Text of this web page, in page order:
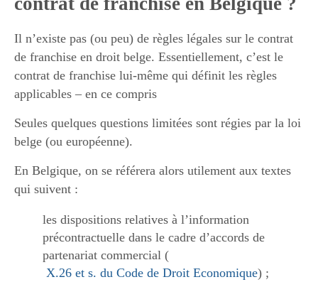
Il n’existe pas (ou peu) de règles légales sur le contrat
de franchise en droit belge. Essentiellement, c’est le
contrat de franchise lui-même qui définit les règles
applicables – en ce compris
Seules quelques questions limitées sont régies par la loi
belge (ou européenne).
En Belgique, on se référera alors utilement aux textes
qui suivent :
les dispositions relatives à l’information
précontractuelle dans le cadre d’accords de
partenariat commercial (
X.26 et s. du Code de Droit Economique) ;